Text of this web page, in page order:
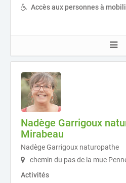
Accès aux personnes à
Nadège Garrigoux
Mirabeau
Nadège Garrigoux naturopathe
chemin du pas de la mue
Activités